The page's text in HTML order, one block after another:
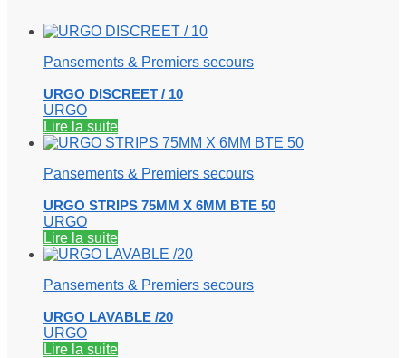
Pansements & Premiers secours
URGO DISCREET / 10
URGO
Lire la suite
Pansements & Premiers secours
URGO STRIPS 75MM X 6MM BTE 50
URGO
Lire la suite
Pansements & Premiers secours
URGO LAVABLE /20
URGO
Lire la suite